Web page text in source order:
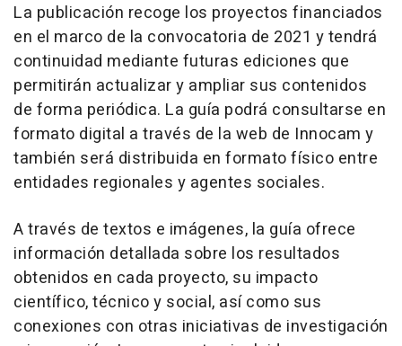
La publicación recoge los proyectos financiados
en el marco de la convocatoria de 2021 y tendrá
continuidad mediante futuras ediciones que
permitirán actualizar y ampliar sus contenidos
de forma periódica. La guía podrá consultarse en
formato digital a través de la web de Innocam y
también será distribuida en formato físico entre
entidades regionales y agentes sociales.
A través de textos e imágenes, la guía ofrece
información detallada sobre los resultados
obtenidos en cada proyecto, su impacto
científico, técnico y social, así como sus
conexiones con otras iniciativas de investigación